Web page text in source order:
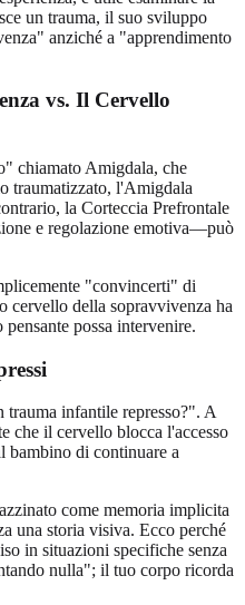
un trauma, il suo sviluppo
anziché a "apprendimento
vs. Il Cervello
chiamato Amigdala, che
traumatizzato, l'Amigdala
la Corteccia Prefrontale
e regolazione emotiva—può
"convincerti" di
cervello della sopravvivenza ha
possa intervenire.
trauma infantile represso?". A
che il cervello blocca l'accesso
bambino di continuare a
come memoria implicita
una storia visiva. Ecco perché
in situazioni specifiche senza
nulla"; il tuo corpo ricorda